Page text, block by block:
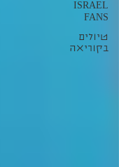
ISRAEL
FANS
טיולים
בקוריאה